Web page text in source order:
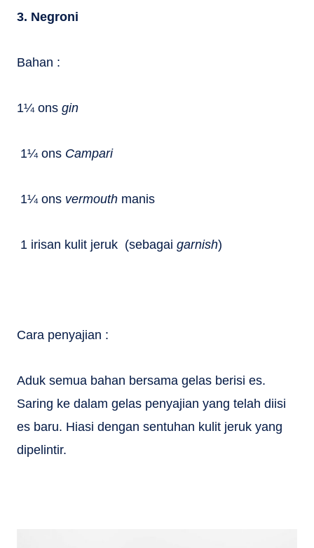
3. Negroni
Bahan :
1¼ ons gin
1¼ ons Campari
1¼ ons vermouth manis
1 irisan kulit jeruk (sebagai garnish)
Cara penyajian :
Aduk semua bahan bersama gelas berisi es.
Saring ke dalam gelas penyajian yang telah diisi
es baru. Hiasi dengan sentuhan kulit jeruk yang
dipelintir.